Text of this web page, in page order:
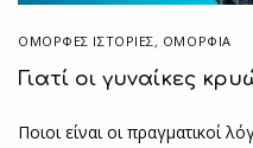
ΌΜΟΡΦΕΣ ΙΣΤΟΡΊΕΣ, ΟΜΟΡΦΙΑ
Γιατί οι γυναίκες
Ποιοι είναι οι πραγματικοί